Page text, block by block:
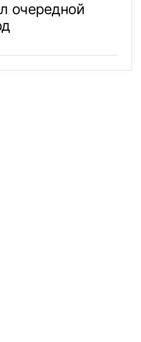
очередной